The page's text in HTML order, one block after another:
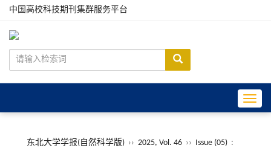
中国高校科技期刊集群服务平台
东北大学学报(自然科学版) ›› 2025, Vol. 46 ›› Issue (05) :